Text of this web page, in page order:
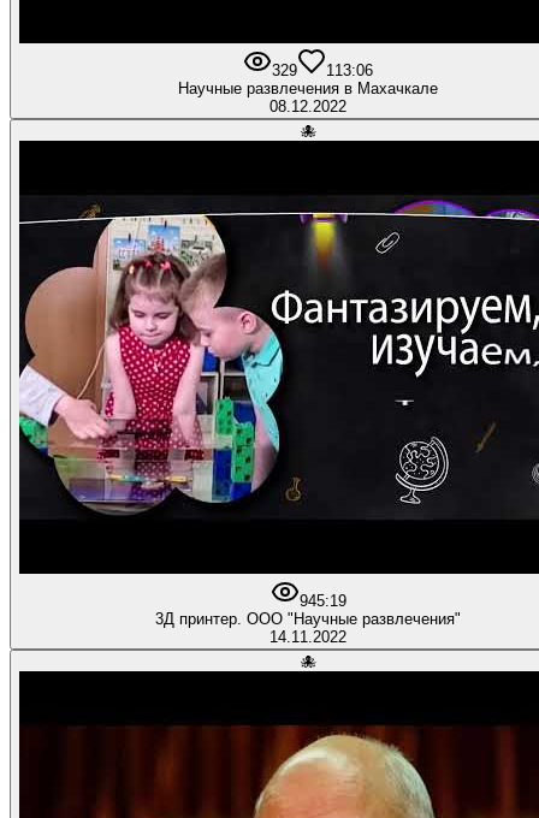
329 113:06
Научные развлечения в Махачкале
08.12.2022
🐙
945:19
3Д принтер. ООО "Научные развлечения"
14.11.2022
🐙